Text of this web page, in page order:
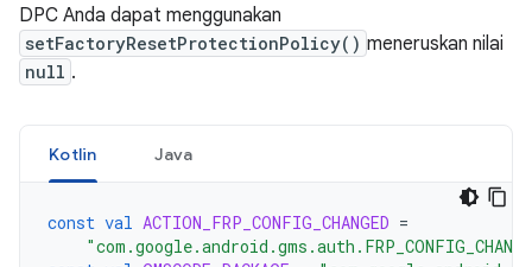
DPC Anda dapat menggunakan
setFactoryResetProtectionPolicy() meneruskan nilai
null .
Kotlin Java
const val ACTION_FRP_CONFIG_CHANGED =